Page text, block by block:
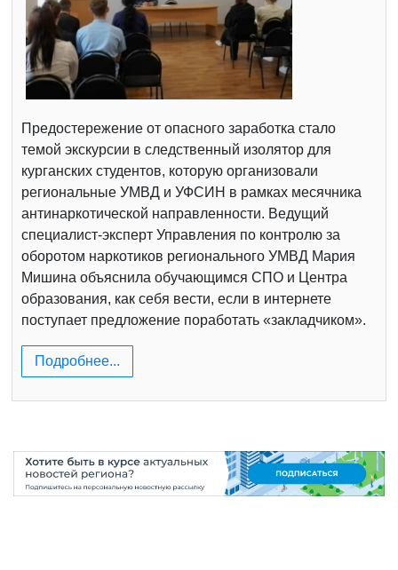
Предостережение от опасного заработка стало
темой экскурсии в следственный изолятор для
курганских студентов, которую организовали
региональные УМВД и УФСИН в рамках месячника
антинаркотической направленности. Ведущий
специалист-эксперт Управления по контролю за
оборотом наркотиков регионального УМВД Мария
Мишина объяснила обучающимся СПО и Центра
образования, как себя вести, если в интернете
поступает предложение поработать «закладчиком».
Подробнее...